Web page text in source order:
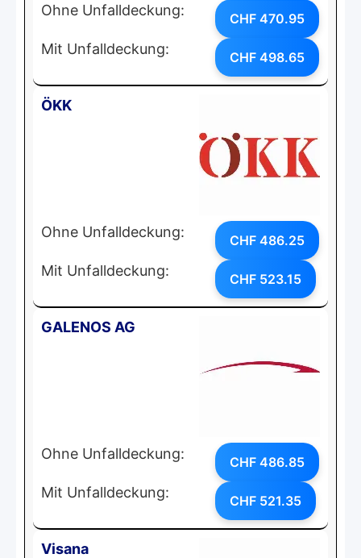
Ohne Unfalldeckung: CHF 470.95
Mit Unfalldeckung: CHF 498.65
ÖKK
Ohne Unfalldeckung: CHF 486.25
Mit Unfalldeckung: CHF 523.15
GALENOS AG
Ohne Unfalldeckung: CHF 486.85
Mit Unfalldeckung: CHF 521.35
Visana